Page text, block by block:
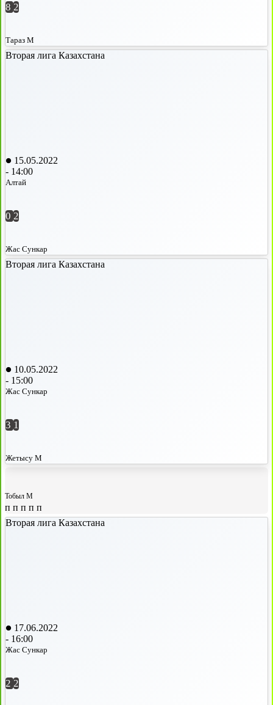
8 2
Тараз М
Вторая лига Казахстана
15.05.2022
- 14:00
Алтай
0 2
Жас Сункар
Вторая лига Казахстана
10.05.2022
- 15:00
Жас Сункар
3 1
Жетысу М
Тобыл М
п п п п п
Вторая лига Казахстана
17.06.2022
- 16:00
Жас Сункар
2 2